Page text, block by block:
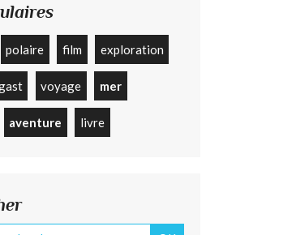
polaire film exploration
voyage mer
aventure livre